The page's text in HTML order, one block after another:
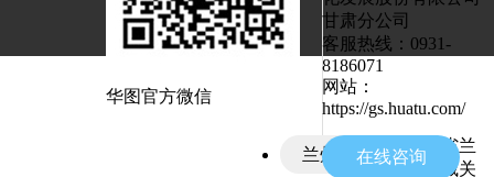
华图官方微信
甘肃分公司
客服热线： 0931-
8186071
网站：
https://gs.huatu.com/
在线咨询
兰州城关
甘肃省兰
州市城关